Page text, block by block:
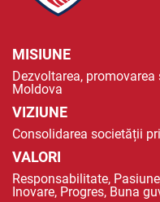
MISIUNE
Dezvoltarea,
Moldova
VIZIUNE
Consolidarea societății
VALORI
Responsabilitate,
Inovare, Progres, Buna